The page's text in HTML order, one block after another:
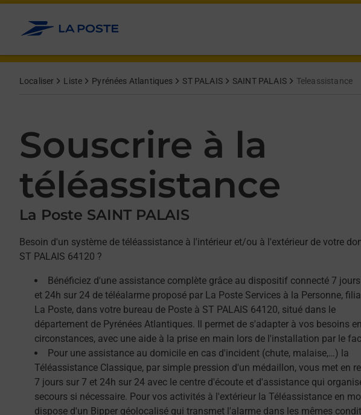
Allez au contenu
Localiser Liste Pyrénées Atlantiques ST PALAIS SAINT PALAIS Teleassistance
Souscrire à la
téléassistance
La Poste SAINT PALAIS
Besoin d'un système de téléassistance à l'intérieur et/ou à l'extérieur de votre
ST PALAIS 64120 ?
Bénéficiez d'une assistance complète grâce au dispositif connecté 7
et 24h sur 24 de téléalarme proposé par La Poste Services à la Personne,
La Poste, dans votre bureau de Poste à ST PALAIS 64120, situé dans le
département de Pyrénées Atlantiques. Il permet de s'adapter à vos besoins
circonstances, avec une aide à la prise en main lors de l'installation par le
Pour une assistance au domicile en cas d'incident (chute, malaise,…) la
Téléassistance Classique, par simple pression d'un médaillon, vous met en
7 jours sur 7 et 24h sur 24 avec le centre d'écoute et d'assistance qui
secours si nécessaire. Pour vos activités à l'extérieur la Téléassistance en
dispose d'un Bipper géolocalisé qui transmet l'alarme dans les mêmes
Afficher ou masquer la réponse
Afficher ou masquer la réponse
Afficher ou masquer la réponse